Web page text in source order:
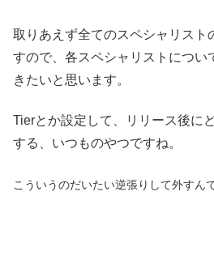
取りあえず全てのスペシャリスト
すので、各スペシャリストについ
きたいと思います。
Tierとか設定して、リリース後に
する、いつものやつですね。
こういうのだいたい逆張りして外すん